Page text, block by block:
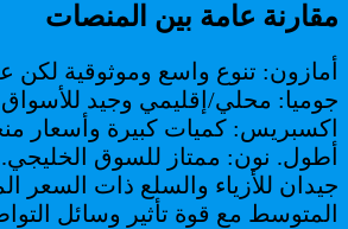
مقارنة عامة بين المنصات
أمازون: تنوع واسع وموثوقية لكن
جوميا: محلي/إقليمي وجيد للأسواق
اكسبريس: كميات كبيرة وأسعار
أطول. نون: ممتاز للسوق
جيدان للأزياء والسلع ذات السعر
المتوسط مع قوة تأثير وسائل